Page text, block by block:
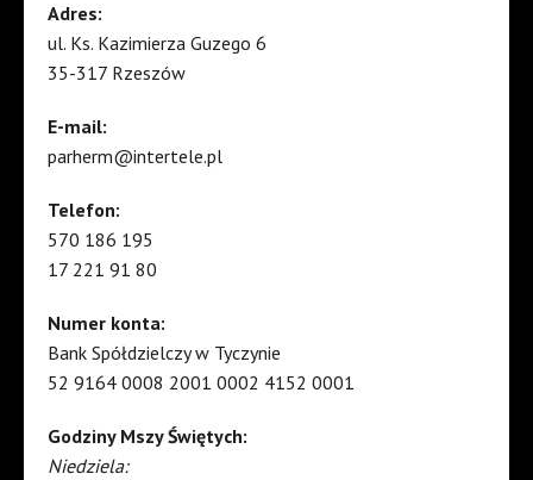
Adres:
ul. Ks. Kazimierza Guzego 6
35-317 Rzeszów
E-mail:
parherm@intertele.pl
Telefon:
570 186 195
17 221 91 80
Numer konta:
Bank Spółdzielczy w Tyczynie
52 9164 0008 2001 0002 4152 0001
Godziny Mszy Świętych:
Niedziela: